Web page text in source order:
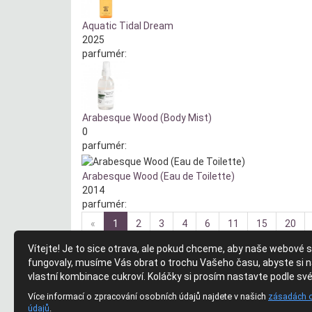
Aquatic Tidal Dream
2025
parfumér:
Arabesque Wood (Body Mist)
0
parfumér:
Arabesque Wood (Eau de Toilette)
2014
parfumér:
«
1 2 3 4 6 11 15 20
O webu / About
onás (About Us)
pravidladiskuze (Forum Rules)
Právní
Vítejte! Je to sice otrava, ale pokud chceme, aby naše webové
fungovaly, musíme Vás obrat o trochu Vašeho času, abyste si
vlastní kombinace cukroví. Koláčky si prosím nastavte podle
Více informací o zpracování osobních údajů najdete v našich zásadách
údajů.